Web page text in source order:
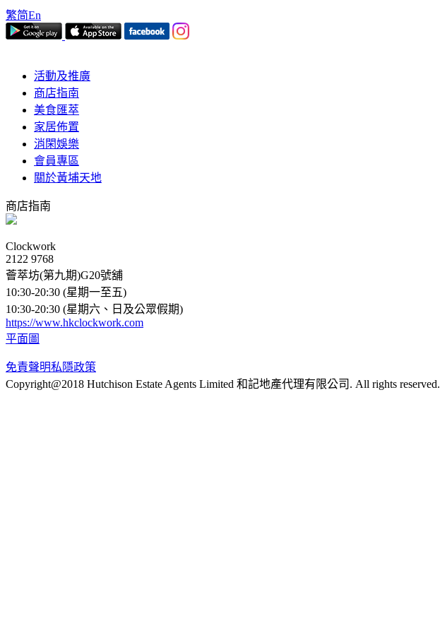
繁简En
活動及推廣
商店指南
美食匯萃
家居佈置
消閑娛樂
會員專區
關於黃埔天地
商店指南
Clockwork
2122 9768
薈萃坊(第九期)G20號舖
10:30-20:30 (星期一至五)
10:30-20:30 (星期六、日及公眾假期)
https://www.hkclockwork.com
平面圖
免責聲明私隱政策
Copyright@2018 Hutchison Estate Agents Limited 和記地產代理有限公司. All rights reserved.